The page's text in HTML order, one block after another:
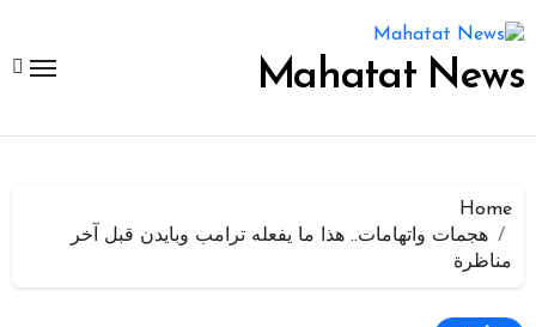
إلى
المحتوى
Mahatat News
Home
هجمات واتهامات.. هذا ما يفعله ترامب وبايدن قبل آخر
مناظرة